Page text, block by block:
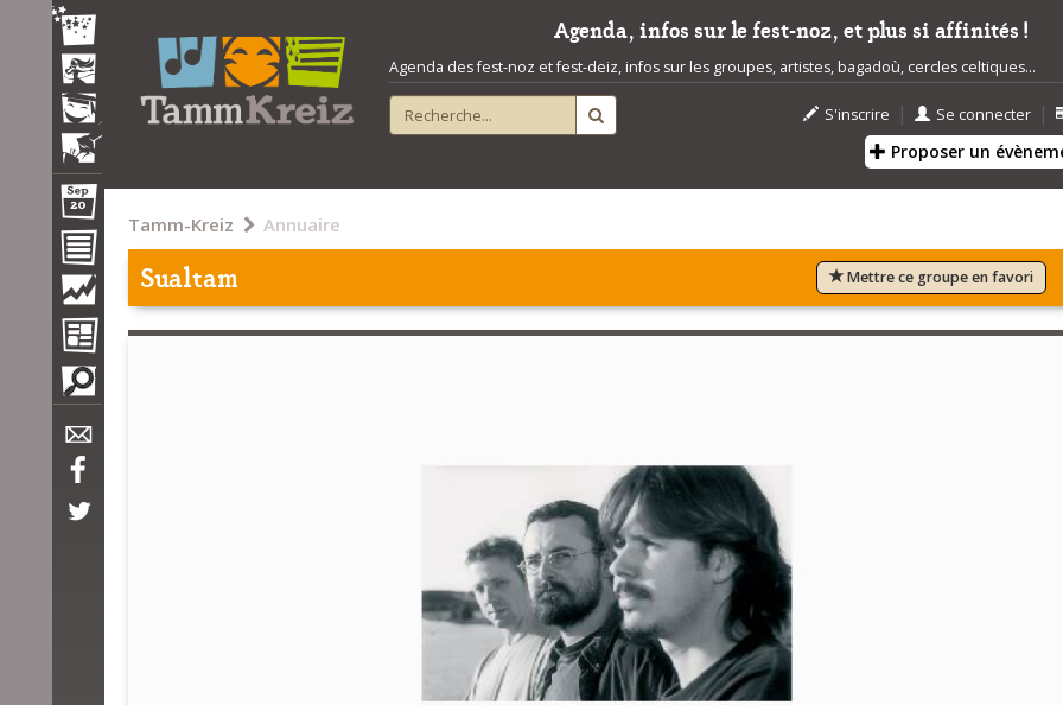
Agenda, infos sur le fest-noz, et plus si affinités !
Agenda des fest-noz et fest-deiz, infos sur les groupes, artistes, bagadoù, cercles celtiques...
S'inscrire | Se connecter |
Proposer un
Tamm-Kreiz Annuaire
Sualtam Mettre ce groupe en favori